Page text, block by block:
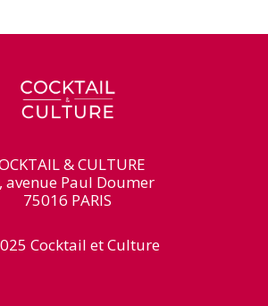
& CULTURE
avenue Paul Doumer
75016 PARIS
Cocktail et Culture